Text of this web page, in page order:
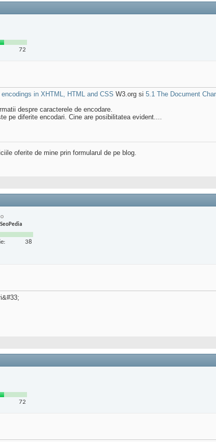
72
in XHTML, HTML and CSS W3.org si 5.1 The Document
despre caracterele de encodare.
pe diferite encodari. Cine are posibilitatea evident....
oferite de mine prin formularul de pe blog.
38
72